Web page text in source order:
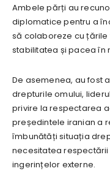
Ambele părți au
diplomatice pentru a
să colaboreze cu
stabilitatea și pacea în
De asemenea, au fost
drepturile omului,
privire la respectarea
președintele iranian a
îmbunătăți situația
necesitatea
ingerințelor externe.